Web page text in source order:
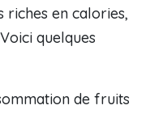
riches en calories,
quelques
de fruits